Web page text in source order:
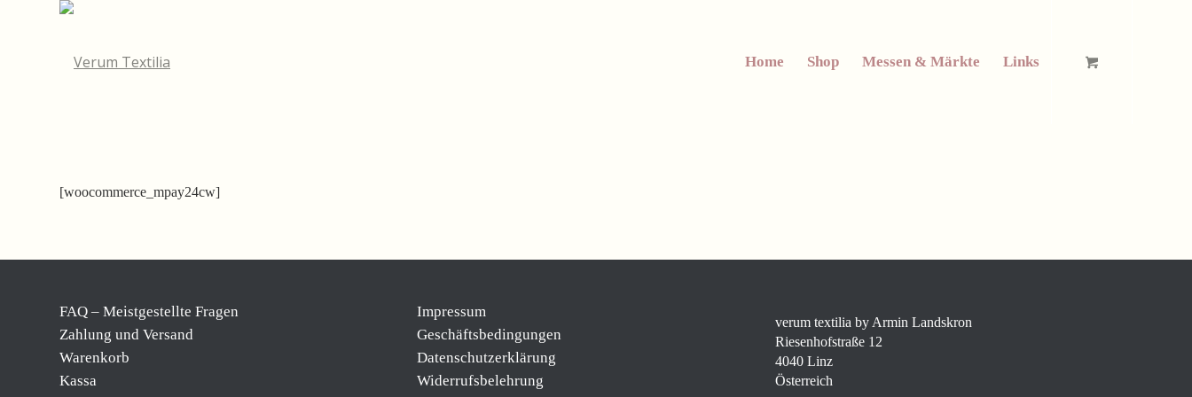
Home Shop Messen & Märkte Links
[woocommerce_mpay24cw]
FAQ – Meistgestellte Fragen
Zahlung und Versand
Warenkorb
Kassa
Impressum
Geschäftsbedingungen
Datenschutzerklärung
Widerrufsbelehrung
verum textilia by Armin Landskron
Riesenhofstraße 12
4040 Linz
Österreich